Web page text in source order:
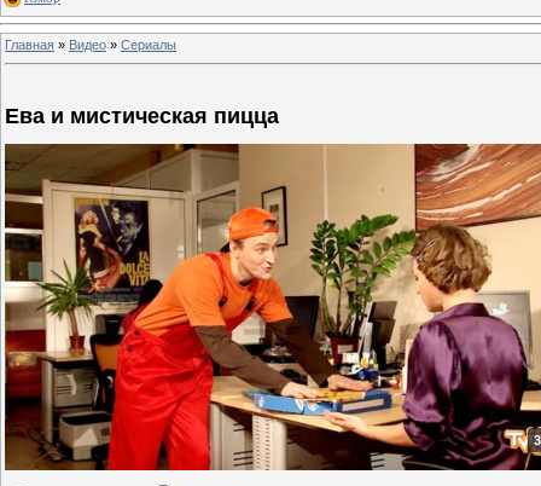
Главная » Видео » Сериалы
Ева и мистическая пицца